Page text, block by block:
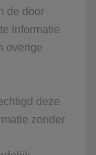
de door
informatie
overige
deze
zonder